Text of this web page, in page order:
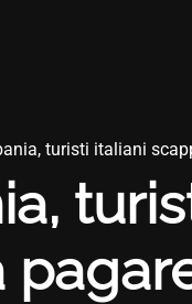
turisti italiani